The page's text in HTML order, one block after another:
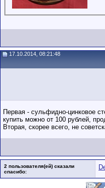
17.10.2014, 08:21:48
Первая - сульфидно-цинковое
купить можно от 100 рублей,
Вторая, скорее всего, не
2 пользователя(ей) сказали
cпасибо: